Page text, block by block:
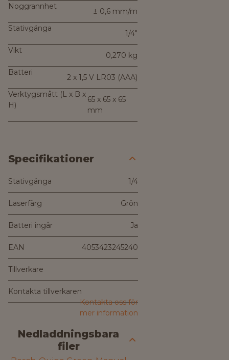
Noggrannhet
± 0,6 mm/m
Stativgänga
1/4"
Vikt
0,270 kg
Batteri
2 x 1,5 V LR03 (AAA)
Verktygsmått (L x B x
H)
65 x 65 x 65
mm
Specifikationer
Stativgänga 1/4
Laserfärg Grön
Batteri ingår Ja
EAN 4053423245240
Tillverkare
Kontakta tillverkaren
Kontakta oss för
mer information
Nedladdningsbara
filer